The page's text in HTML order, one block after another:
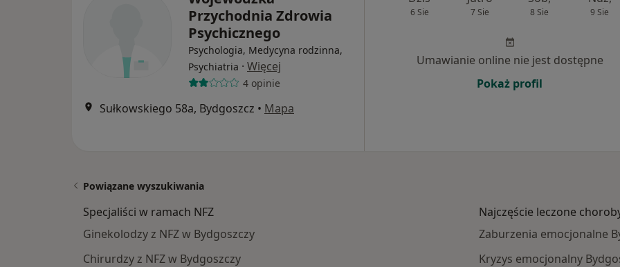
Przychodnia Zdrowia
Psychicznego
Psychologia, Medycyna rodzinna,
Psychiatria · Więcej
4 opinie
Sułkowskiego 58a, Bydgoszcz • Mapa
6 Sie 7 Sie 8 Sie 9 Sie
Umawianie online nie jest dostępne
Pokaż profil
Powiązane wyszukiwania
Specjaliści w ramach NFZ
Ginekolodzy z NFZ w Bydgoszczy
Chirurdzy z NFZ w Bydgoszczy
Najczęście leczone
Zaburzenia emocjonalne
Kryzys emocjonalny